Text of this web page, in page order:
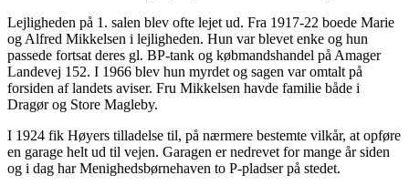
Lejligheden på 1. salen blev ofte lejet ud. Fra 1917-22 boede Marie
og Alfred Mikkelsen i lejligheden. Hun var blevet enke og hun
passede fortsat deres gl. BP-tank og købmandshandel på Amager
Landevej 152. I 1966 blev hun myrdet og sagen var omtalt på
forsiden af landets aviser. Fru Mikkelsen havde familie både i
Dragør og Store Magleby.
I 1924 fik Høyers tilladelse til, på nærmere bestemte vilkår, at opføre
en garage helt ud til vejen. Garagen er nedrevet for mange år siden
og i dag har Menighedsbørnehaven to P-pladser på stedet.